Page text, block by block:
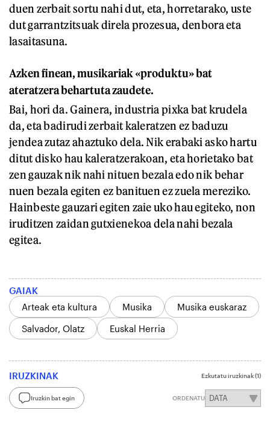
duen zerbait sortu nahi dut, eta, horretarako, uste
dut garrantzitsuak direla prozesua, denbora eta
lasaitasuna.
Azken finean, musikariak «produktu» bat
ateratzera behartuta zaudete.
Bai, hori da. Gainera, industria pixka bat krudela
da, eta badirudi zerbait kaleratzen ez baduzu
jendea zutaz ahaztuko dela. Nik erabaki asko hartu
ditut disko hau kaleratzerakoan, eta horietako bat
zen gauzak nik nahi nituen bezala edo nik behar
nuen bezala egiten ez banituen ez zuela mereziko.
Hainbeste gauzari egiten zaie uko hau egiteko, non
iruditzen zaidan gutxienekoa dela nahi bezala
egitea.
GAIAK
Arteak eta kultura
Musika
Musika euskaraz
Salvador, Olatz
Euskal Herria
IRUZKINAK Ezkutatu iruzkinak(1)
Iruzkin bat egin ORDENATU